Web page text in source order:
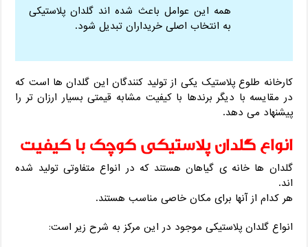
همه این عوامل باعث شده اند گلدان پلاستیکی
به انتخاب اصلی خریداران تبدیل شود.
کارخانه طلوع پلاستیک یکی از تولید کنندگان این گلدان ها است که
در مقایسه با دیگر برندها با کیفیت مشابه قیمتی بسیار ارزان تر را
پیشنهاد می دهد.
انواع گلدان پلاستیکی کوچک با کیفیت
گلدان ها خانه ی گیاهان هستند که در انواع متفاوتی تولید شده
اند.
هر کدام از آنها برای مکان خاصی مناسب هستند.
انواع گلدان پلاستیکی موجود در این مرکز به شرح زیر است: